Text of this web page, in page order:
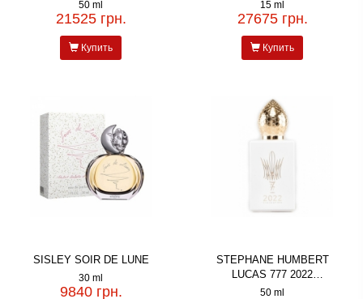
50 ml
21525 грн.
Купить
15 ml
27675 грн.
Купить
SISLEY SOIR DE LUNE
30 ml
9840 грн.
STEPHANE HUMBERT
LUCAS 777 2022
GENERATION FEMME
50 ml